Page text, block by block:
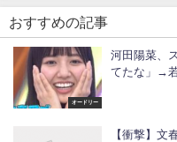
おすすめの記事
オードリー
河田陽菜、
てたな」→
【衝撃】文